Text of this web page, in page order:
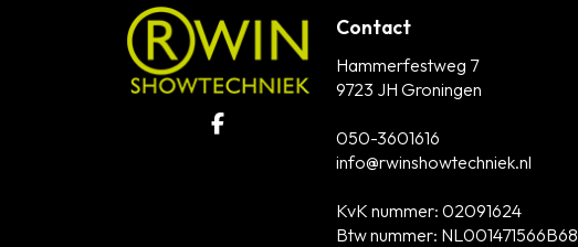
Contact
Hammerfestweg 7
9723 JH Groningen
050-3601616
info@rwinshowtechniek.nl
KvK nummer: 02091624
Btw nummer: NL001471566B68